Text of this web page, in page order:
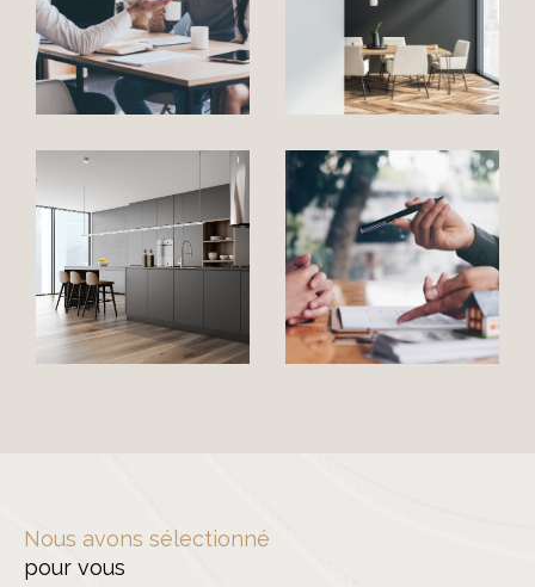
lotissements ou pavillonnaires
, mais aussi des
appartements, desgranges rénovées ou à
rénover,desterrains constructibles etc..Vous
l'aurez compris, le Grésivaudan et la Combe de
Nous avons sélectionné
pour vous